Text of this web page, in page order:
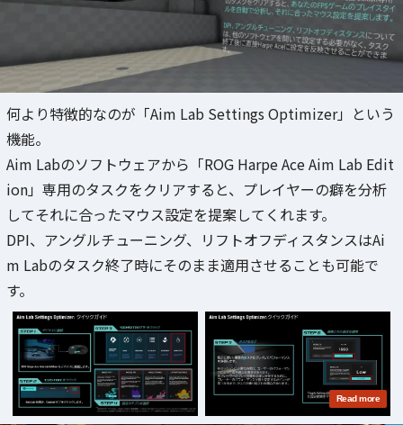
何より特徴的なのが「Aim Lab Settings Optimizer」という
機能。
Aim Labのソフトウェアから「ROG Harpe Ace Aim Lab Edit
ion」専用のタスクをクリアすると、プレイヤーの癖を分析
してそれに合ったマウス設定を提案してくれます。
DPI、アングルチューニング、リフトオフディスタンスはAi
m Labのタスク終了時にそのまま適用させることも可能で
す。